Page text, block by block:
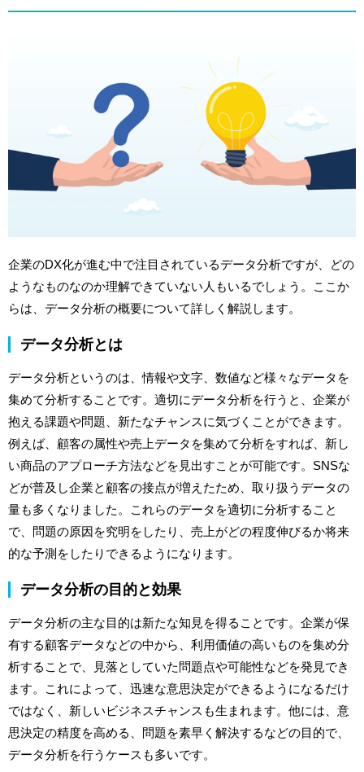
企業のDX化が進む中で注目されているデータ分析ですが、どの
ようなものなのか理解できていない人もいるでしょう。ここか
らは、データ分析の概要について詳しく解説します。
データ分析とは
データ分析というのは、情報や文字、数値など様々なデータを
集めて分析することです。適切にデータ分析を行うと、企業が
抱える課題や問題、新たなチャンスに気づくことができます。
例えば、顧客の属性や売上データを集めて分析をすれば、新し
い商品のアプローチ方法などを見出すことが可能です。SNSな
どが普及し企業と顧客の接点が増えたため、取り扱うデータの
量も多くなりました。これらのデータを適切に分析すること
で、問題の原因を究明をしたり、売上がどの程度伸びるか将来
的な予測をしたりできるようになります。
データ分析の目的と効果
データ分析の主な目的は新たな知見を得ることです。企業が保
有する顧客データなどの中から、利用価値の高いものを集め分
析することで、見落としていた問題点や可能性などを発見でき
ます。これによって、迅速な意思決定ができるようになるだけ
ではなく、新しいビジネスチャンスも生まれます。他には、意
思決定の精度を高める、問題を素早く解決するなどの目的で、
データ分析を行うケースも多いです。